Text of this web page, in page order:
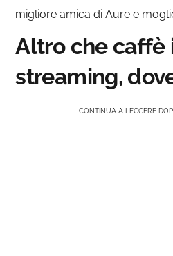
migliore amica di Aure e
Altro che caffè
streaming,
CONTINUA A LEGGERE